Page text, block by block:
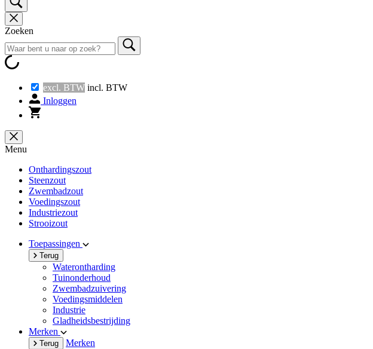
Zoeken
excl. BTW incl. BTW
Inloggen
Menu
Onthardingszout
Steenzout
Zwembadzout
Voedingszout
Industriezout
Strooizout
Toepassingen
Terug
Waterontharding
Tuinonderhoud
Zwembadzuivering
Voedingsmiddelen
Industrie
Gladheidsbestrijding
Merken
Terug
Merken